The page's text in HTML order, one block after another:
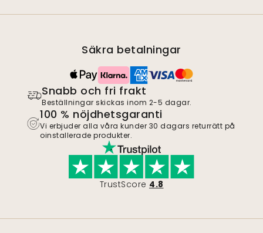
Säkra betalningar
Snabb och fri frakt
Beställningar skickas inom 2-5 dagar.
100 % nöjdhetsgaranti
Vi erbjuder alla våra kunder 30 dagars returrätt på
oinstallerade produkter.
TrustScore 4.8